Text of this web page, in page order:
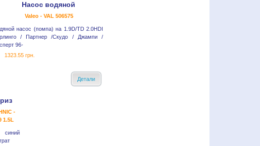
Насос водяной
Valeo - VAL 506575
насос (помпа) на 1.9D/TD 2.0HDI
/ Партнер /Скудо / Джампи /
96-
1323.55 грн.
Детали
-
1.5L